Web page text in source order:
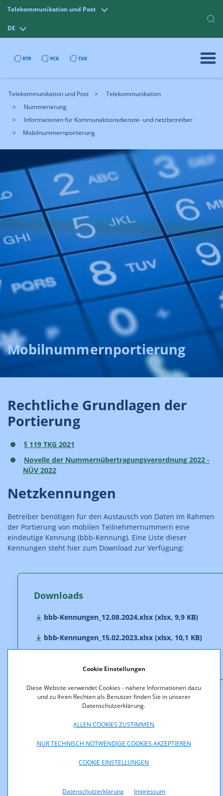
Cookie Einstellungen
Diese Website verwendet Cookies - nähere Informationen dazu
und zu Ihren Rechten als Benutzer finden Sie in unserer
Datenschutzerklärung.
ALLEN COOKIES ZUSTIMMEN
NUR TECHNISCH NOTWENDIGE COOKIES AKZEPTIEREN
COOKIE EINSTELLUNGEN
Datenschutzerklärung Impressum
Telekommunikation und Post
DE
Telekommunikation und Post
Telekommunikation
Nummerierung
Informationen für Kommunaktionsdienste- und netzbetreiber
Mobilnummernportierung
Mobilnummernportierung
Rechtliche Grundlagen der
Portierung
§ 119 TKG 2021
Novelle der Nummernübertragungsverordnung 2022 -
NÜV 2022
Netzkennungen
Betreiber benötigen für den Austausch von Daten im Rahmen
der Portierung von mobilen Teilnehmernummern eine
eindeutige Kennung (bbb-Kennung). Eine Liste dieser
Kennungen steht hier zum Download zur Verfügung:
Downloads
bbb-Kennungen_12.08.2024.xlsx (xlsx, 9,9 KB)
bbb-Kennungen_15.02.2023.xlsx (xlsx, 10,1 KB)
MNP Portierkalender
Der MNP Portierkalender wurde in Absprache mit den
österreichischen Mobilbetreibern erstellt. Darin sind die Tage
zu erkennen, an denen Portierungen von mobilen